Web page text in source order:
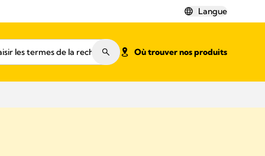
Langue
Où trouver nos produits